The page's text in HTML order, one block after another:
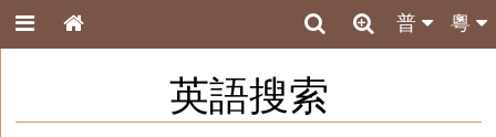
粵
普
英語搜索